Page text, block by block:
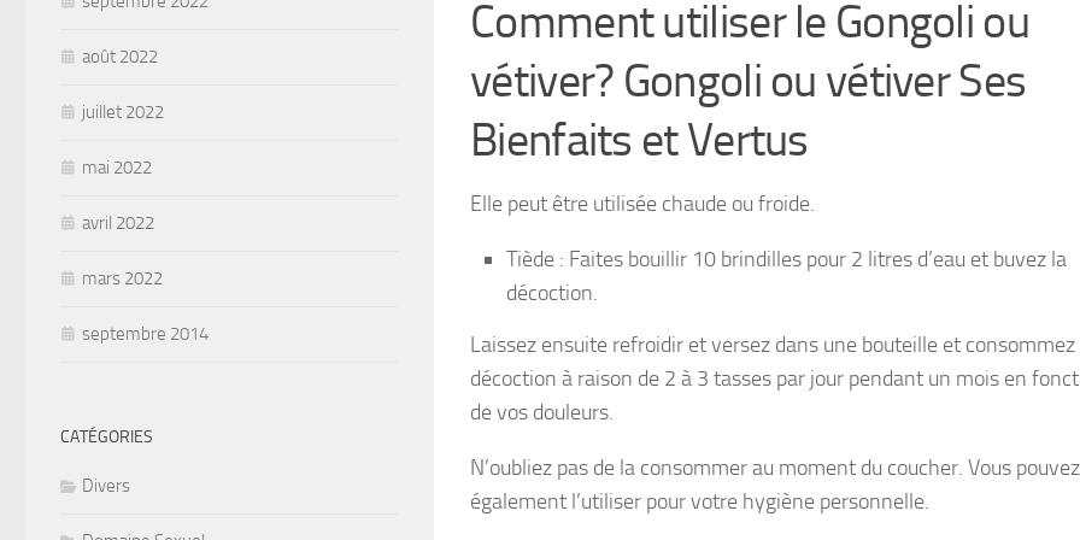
Comment utiliser le Gongoli ou
vétiver? Gongoli ou vétiver Ses
Bienfaits et Vertus
Elle peut être utilisée chaude ou froide.
Tiède : Faites bouillir 10 brindilles pour 2 litres d’eau et buvez la
décoction.
Laissez ensuite refroidir et versez dans une bouteille et
décoction à raison de 2 à 3 tasses par jour pendant un mois en
de vos douleurs.
N’oubliez pas de la consommer au moment du coucher. Vous pouvez
également l’utiliser pour votre hygiène personnelle.
août 2022
juillet 2022
mai 2022
avril 2022
mars 2022
septembre 2014
CATÉGORIES
Divers